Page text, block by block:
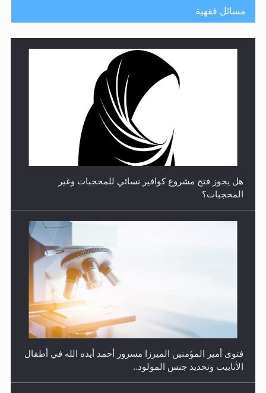
**الحصن الحصين من وساوس المعارضين ...**...
مسائل فقهية
هل يجوز فتح مشروع كوافير نسائي للمحجبات وغير
المحجبات؟
فتوى أمير المؤمنين الميرزا مسرور أحمد أيده الله في أطفال
الأنابيب وتحديد جنس المولود..